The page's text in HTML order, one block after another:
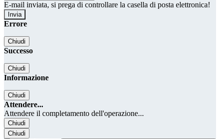
E-mail inviata, si prega di controllare la casella di posta elettronica!
Errore
Chiudi
Successo
Chiudi
Informazione
Chiudi
Attendere...
Attendere il completamento dell'operazione...
Chiudi
Chiudi